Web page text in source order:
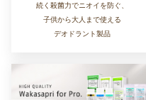
続く殺菌力でニオイを防ぐ、
子供から大人まで使える
デオドラント製品